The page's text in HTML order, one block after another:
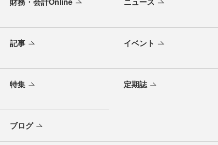
記事 イベント
特集 定期誌
ブログ